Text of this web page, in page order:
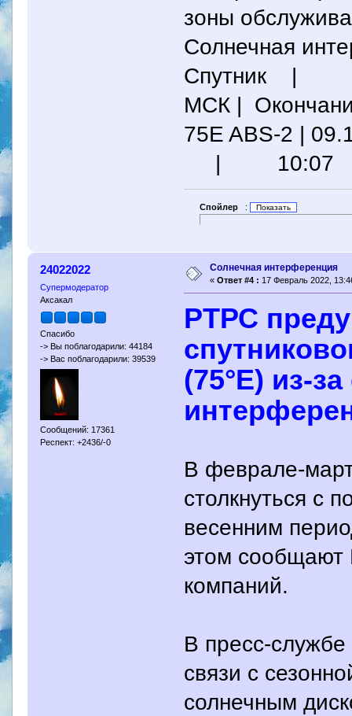
зоны
Солнечная
Спутник |
МСК |
75E ABS-2 |
|
Спойлер :
24022022
Супермодератор
Аксакал
Спасибо
-> Вы поблагодарили: 44184
-> Вас поблагодарили: 39539
Сообщений: 17361
Респект: +2436/-0
Солнечная интерференция
« Ответ #4 : 17 Февраль 2022,
РТРС
(75°E) из-
В феврале-
столкнуться с
весенним
этом
компаний.
В пресс-
связи с
солнечным